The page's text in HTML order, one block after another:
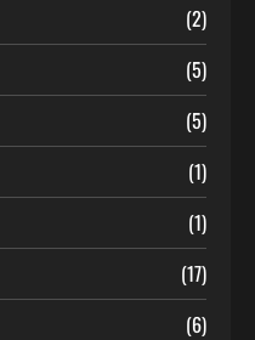
(2)
(5)
(5)
(1)
(1)
(17)
(6)